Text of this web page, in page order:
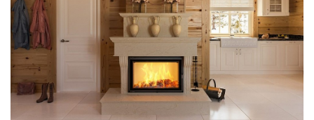
Ниже встроенная топка Zuzia (Kratki).
>> Перейти на карточку товара и купить